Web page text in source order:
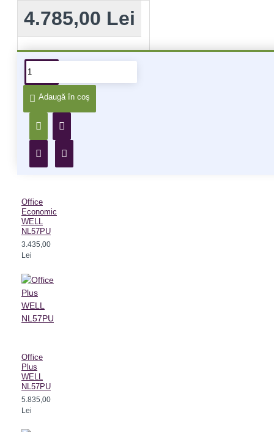
4.785,00 Lei
Adaugă în coş
Alte produse din aceeiași
categorie
Office
Economic
WELL
NL57PU
3.435,00
Lei
Office
Plus
WELL
NL57PU
5.835,00
Lei